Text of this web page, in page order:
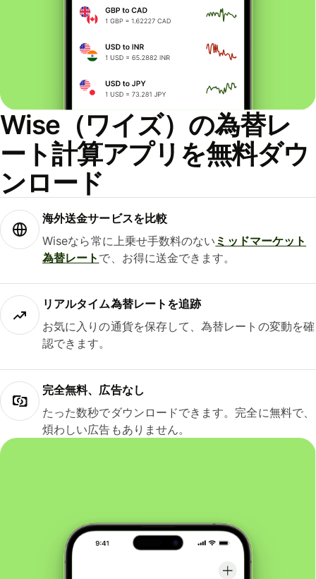
Wise（ワイズ）の為替レ
ート計算アプリを無料ダウ
ンロード
海外送金サービスを比較
Wiseなら常に上乗せ手数料のない ミッドマーケット
為替レート で、お得に送金できます。
リアルタイム為替レートを追跡
お気に入りの通貨を保存して、為替レートの変動を確
認できます。
完全無料、広告なし
たった数秒でダウンロードできます。完全に無料で、
煩わしい広告もありません。